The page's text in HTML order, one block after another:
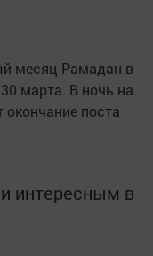
месяц Рамадан в
марта. В ночь на
поста
интересным в